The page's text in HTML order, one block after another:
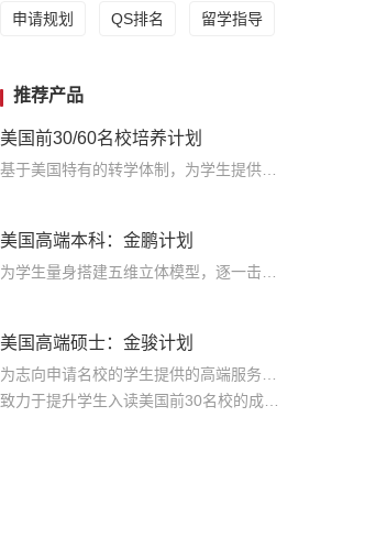
申请规划 QS排名 留学指导
推荐产品
美国前30/60名校培养计划
美国高端本科：金鹏计划
美国高端硕士：金骏计划